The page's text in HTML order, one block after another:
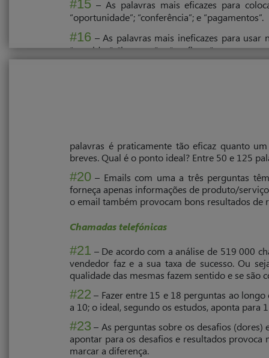
#15 – As palavras mais eficazes para
“oportunidade”; “conferência”; e “pagamentos”.
#16 – As palavras mais ineficazes para usar
“convidar”; “junte-se”; e “confirme”.
palavras é praticamente tão eficaz quanto
breves. Qual é o ponto ideal? Entre 50 e 125
#20 – Emails com uma a três perguntas
forneça apenas informações de produto/
o email também provocam bons resultados de
Chamadas telefónicas
#21 – De acordo com a análise de 519 000
vendedor faz e a sua taxa de sucesso. Ou
qualidade das mesmas fazem sentido e se
#22 – Fazer entre 15 e 18 perguntas ao
a 10; o ideal, se­gundo os estudos, aponta para
#23 – As perguntas sobre os desafios
apontar para os desafios e resultados
marcar a diferença.